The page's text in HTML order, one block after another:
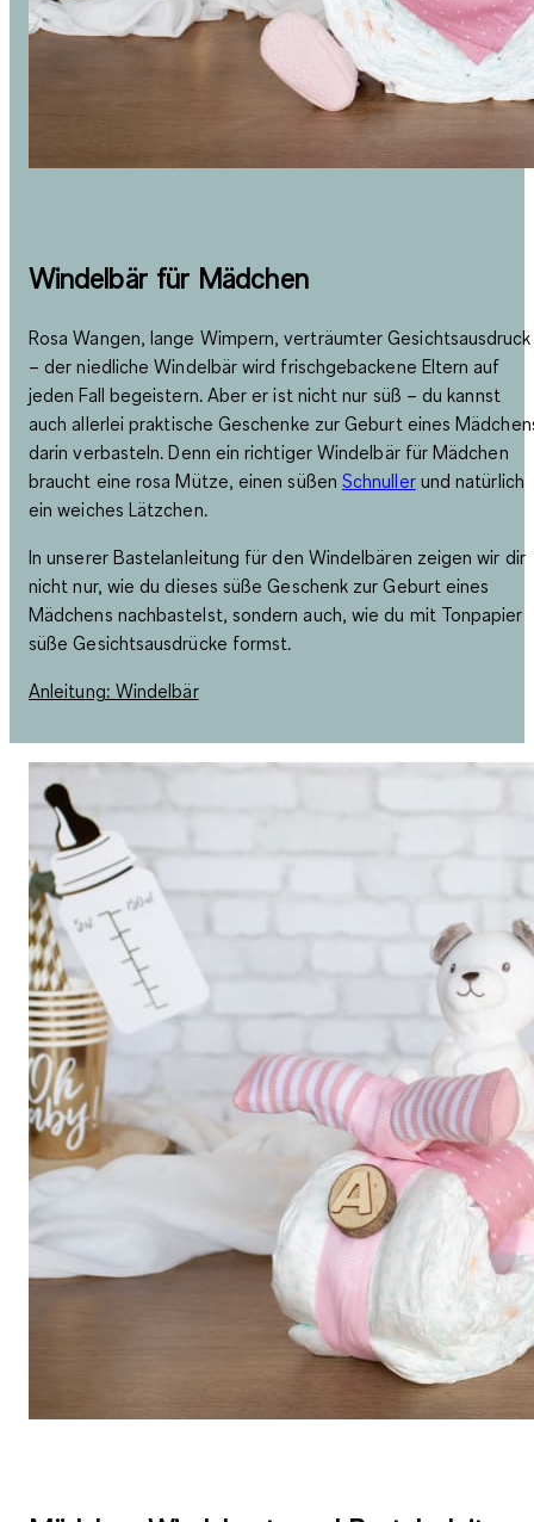
Windelbär für Mädchen
Rosa Wangen, lange Wimpern, verträumter Gesichtsausdruck
– der niedliche Windelbär wird frischgebackene Eltern auf
jeden Fall begeistern. Aber er ist nicht nur süß – du kannst
auch allerlei praktische Geschenke zur Geburt eines
darin verbasteln. Denn ein richtiger Windelbär für Mädchen
braucht eine rosa Mütze, einen süßen Schnullerund natürlich
ein weiches Lätzchen.
In unserer Bastelanleitung für den Windelbären zeigen wir dir
nicht nur, wie du dieses süße Geschenk zur Geburt eines
Mädchens nachbastelst, sondern auch, wie du mit Tonpapier
süße Gesichtsausdrücke formst.
Anleitung: Windelbär